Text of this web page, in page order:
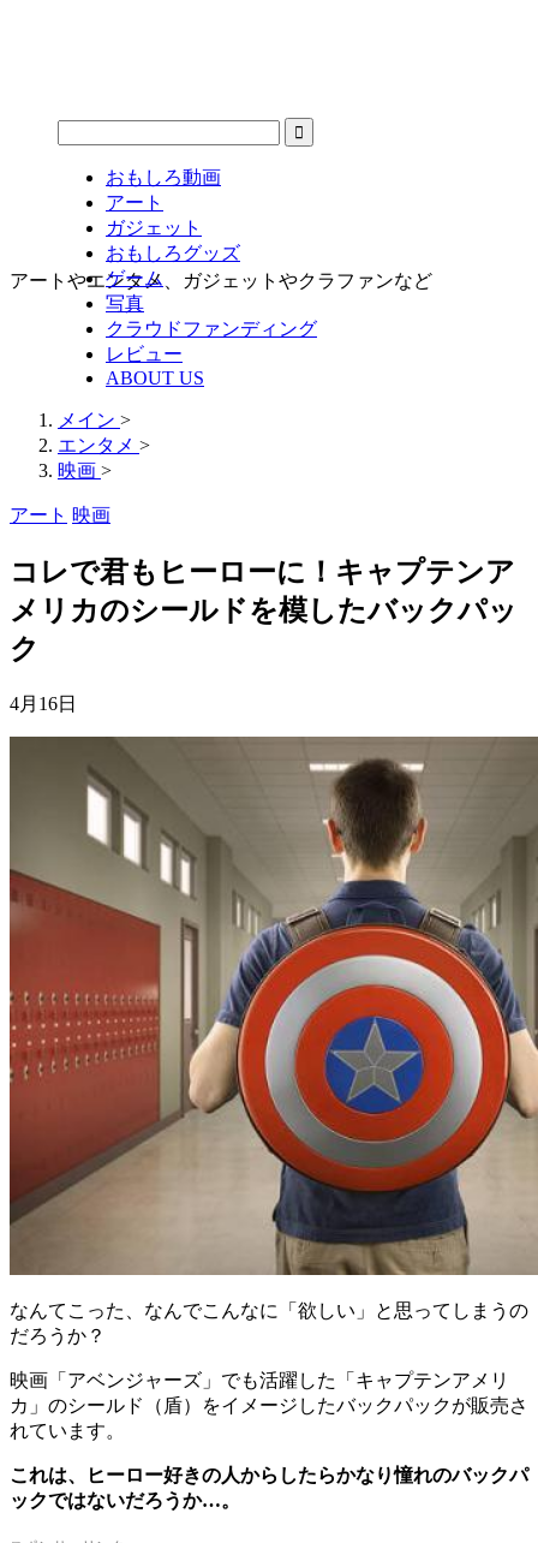
アートやエンタメ、ガジェットやクラファンなど
おもしろ動画
アート
ガジェット
おもしろグッズ
ゲーム
写真
クラウドファンディング
レビュー
ABOUT US
メイン >
エンタメ >
映画 >
アート 映画
コレで君もヒーローに！キャプテンア
メリカのシールドを模したバックパッ
ク
4月16日
なんてこった、なんでこんなに「欲しい」と思ってしまうの
だろうか？
映画「アベンジャーズ」でも活躍した「キャプテンアメリ
カ」のシールド（盾）をイメージしたバックパックが販売さ
れています。
これは、ヒーロー好きの人からしたらかなり憧れのバックパ
ックではないだろうか…。